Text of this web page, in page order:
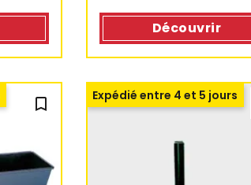
Découvrir
bookmark_outline Expédié entre 4 et 5 jours